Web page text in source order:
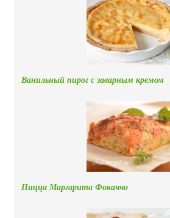
Ванильный пирог с заварным кремом
Пицца Маргарита Фокаччо